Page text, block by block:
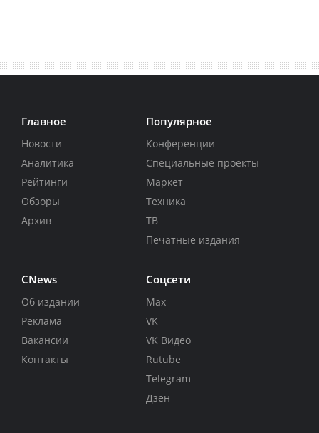
Главное
Новости
Аналитика
Рейтинги
Обзоры
Архив
Популярное
Конференции
Специальные проекты
Маркет
Техника
ТВ
Печатные издания
CNews
Об издании
Реклама
Вакансии
Контакты
Соцсети
Max
VK
VK Видео
Rutube
Telegram
Дзен